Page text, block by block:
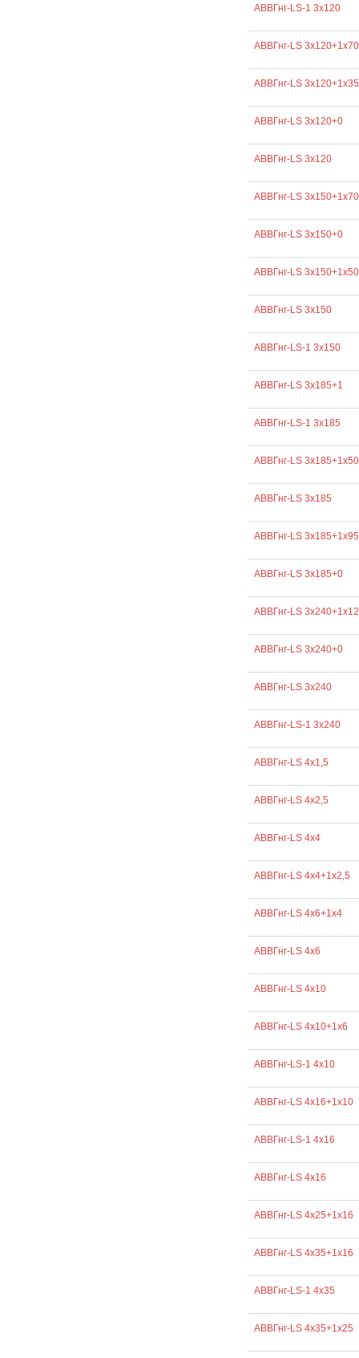
АВВГнг-LS-1 3х120
АВВГнг-LS 3х120+1х70
АВВГнг-LS 3х120+1х35
АВВГнг-LS 3х120+0
АВВГнг-LS 3х120
АВВГнг-LS 3х150+1х70
АВВГнг-LS 3х150+0
АВВГнг-LS 3х150+1х50
АВВГнг-LS 3х150
АВВГнг-LS-1 3х150
АВВГнг-LS 3х185+1
АВВГнг-LS-1 3х185
АВВГнг-LS 3х185+1х50
АВВГнг-LS 3х185
АВВГнг-LS 3х185+1х95
АВВГнг-LS 3х185+0
АВВГнг-LS
АВВГнг-LS 3х240+0
АВВГнг-LS 3х240
АВВГнг-LS-1 3х240
АВВГнг-LS 4х1,5
АВВГнг-LS 4х2,5
АВВГнг-LS 4х4
АВВГнг-LS 4х4+1х2,5
АВВГнг-LS 4х6+1х4
АВВГнг-LS 4х6
АВВГнг-LS 4х10
АВВГнг-LS 4х10+1х6
АВВГнг-LS-1 4х10
АВВГнг-LS 4х16+1х10
АВВГнг-LS-1 4х16
АВВГнг-LS 4х16
АВВГнг-LS 4х25+1х16
АВВГнг-LS 4х35+1х16
АВВГнг-LS-1 4х35
АВВГнг-LS 4х35+1х25